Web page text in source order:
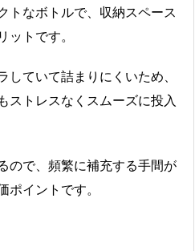
トなボトルで、収納スペース
ットです。
ていて詰まりにくいため、
ストレスなくスムーズに投入
ので、頻繁に補充する手間が
ポイントです。